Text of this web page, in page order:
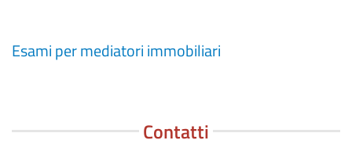
Esami per mediatori immobiliari
Contatti